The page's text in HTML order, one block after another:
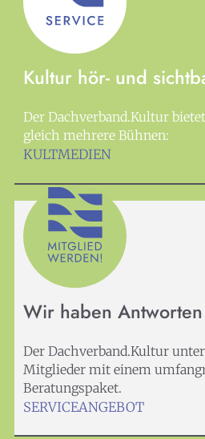
Kultur hör- und
Der Dachverband.Kultur
gleich mehrere Bühnen:
KULTMEDIEN
Wir haben Antworten
Der Dachverband.Kultur
Mitglieder mit einem
Beratungspaket.
SERVICEANGEBOT